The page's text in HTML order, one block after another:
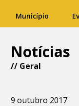
Município
Notícias
// Geral
9 outubro 2017